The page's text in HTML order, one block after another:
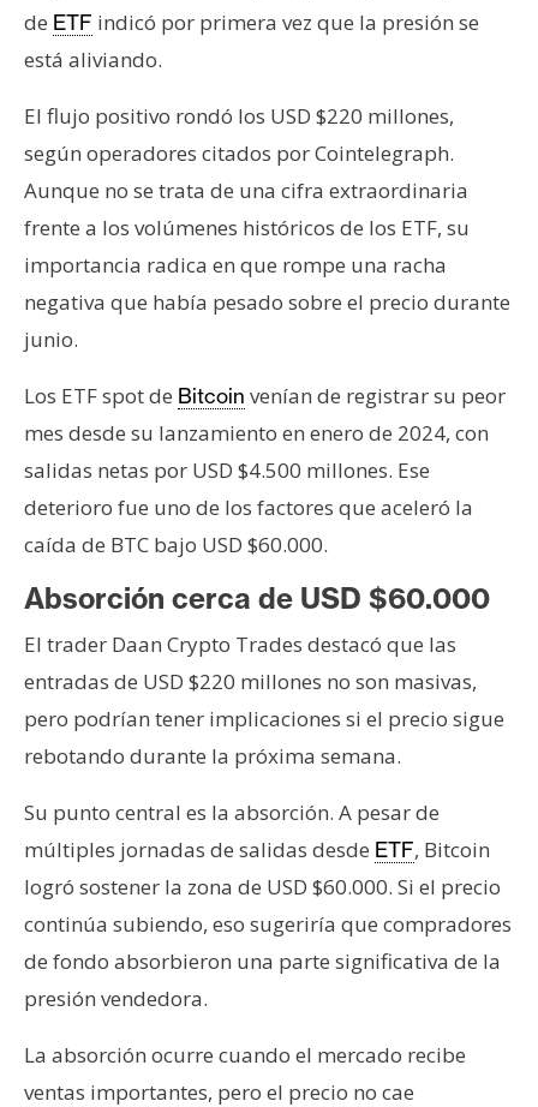
de ETF indicó por primera vez que la presión se
está aliviando.
El flujo positivo rondó los USD $220 millones,
según operadores citados por Cointelegraph.
Aunque no se trata de una cifra extraordinaria
frente a los volúmenes históricos de los ETF, su
importancia radica en que rompe una racha
negativa que había pesado sobre el precio durante
junio.
Los ETF spot de Bitcoin venían de registrar su peor
mes desde su lanzamiento en enero de 2024, con
salidas netas por USD $4.500 millones. Ese
deterioro fue uno de los factores que aceleró la
caída de BTC bajo USD $60.000.
Absorción cerca de USD $60.000
El trader Daan Crypto Trades destacó que las
entradas de USD $220 millones no son masivas,
pero podrían tener implicaciones si el precio sigue
rebotando durante la próxima semana.
Su punto central es la absorción. A pesar de
múltiples jornadas de salidas desde ETF, Bitcoin
logró sostener la zona de USD $60.000. Si el precio
continúa subiendo, eso sugeriría que compradores
de fondo absorbieron una parte significativa de la
presión vendedora.
La absorción ocurre cuando el mercado recibe
ventas importantes, pero el precio no cae